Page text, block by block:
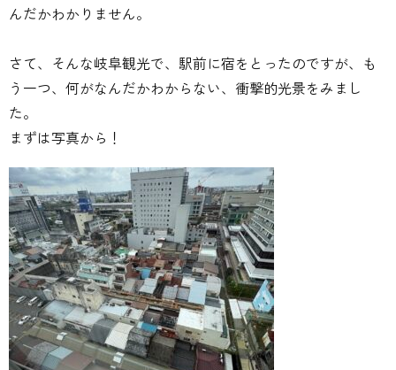
んだかわかりません。
さて、そんな岐阜観光で、駅前に宿をとったのですが、も
う一つ、何がなんだかわからない、衝撃的光景をみまし
た。
まずは写真から！